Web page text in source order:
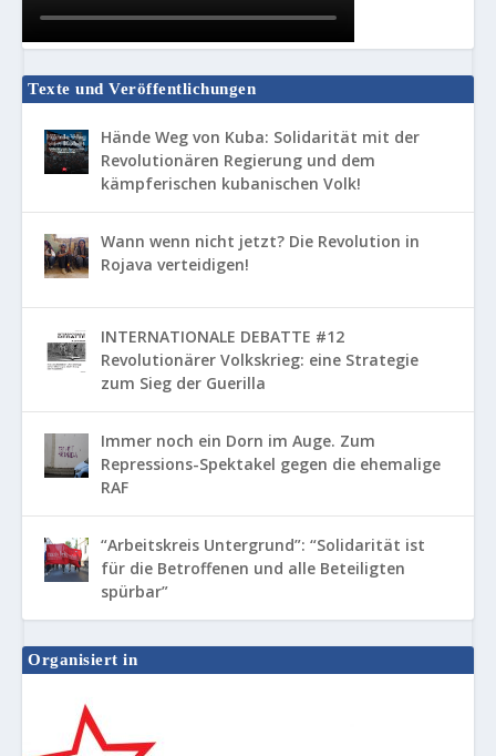
Texte und Veröffentlichungen
Hände Weg von Kuba: Solidarität mit der
Revolutionären Regierung und dem
kämpferischen kubanischen Volk!
Wann wenn nicht jetzt? Die Revolution in
Rojava verteidigen!
INTERNATIONALE DEBATTE #12
Revolutionärer Volkskrieg: eine Strategie
zum Sieg der Guerilla
Immer noch ein Dorn im Auge. Zum
Repressions-Spektakel gegen die ehemalige
RAF
“Arbeitskreis Untergrund”: “Solidarität ist
für die Betroffenen und alle Beteiligten
spürbar”
Organisiert in